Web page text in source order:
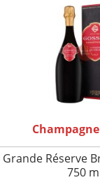
Grande Réserve
750